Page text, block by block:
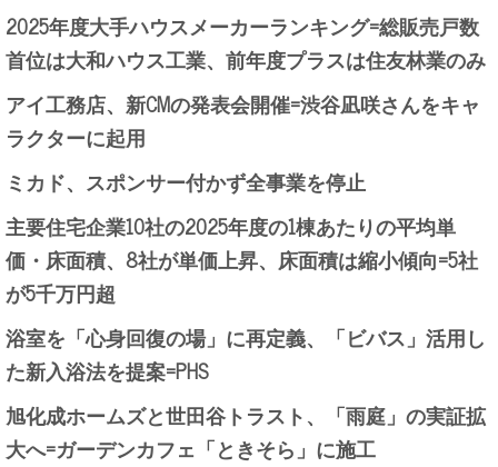
2025年度大手ハウスメーカーランキング=総販売戸数
首位は大和ハウス工業、前年度プラスは住友林業のみ
アイ工務店、新CMの発表会開催=渋谷凪咲さんをキャ
ラクターに起用
ミカド、スポンサー付かず全事業を停止
主要住宅企業10社の2025年度の1棟あたりの平均単
価・床面積、8社が単価上昇、床面積は縮小傾向=5社
が5千万円超
浴室を「心身回復の場」に再定義、「ビバス」活用し
た新入浴法を提案=PHS
旭化成ホームズと世田谷トラスト、「雨庭」の実証拡
大へ=ガーデンカフェ「ときそら」に施工